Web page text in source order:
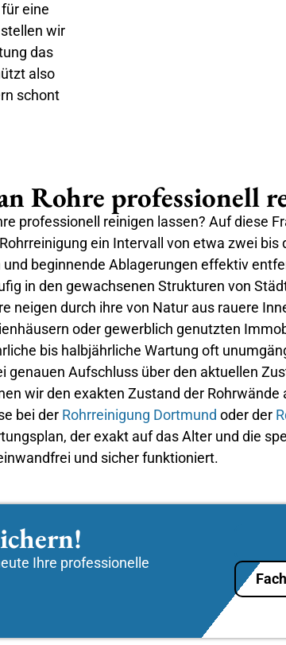
eine
wir
das
also
schont
Rohre professionell
professionell reinigen lassen? Auf diese
ein Intervall von etwa zwei
beginnende Ablagerungen effektiv
in den gewachsenen Strukturen von
neigen durch ihre von Natur aus rauere
oder gewerblich genutzten
bis halbjährliche Wartung oft
Aufschluss über den aktuellen
wir den exakten Zustand der
bei der Rohrreinigung Dortmund oder der
der exakt auf das Alter und die
und sicher funktioniert.
Ihre professionelle